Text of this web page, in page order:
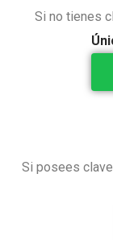
Si no tienes
Si posees